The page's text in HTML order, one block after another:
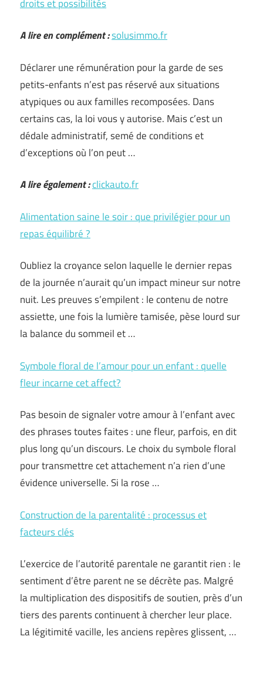
droits et possibilités
A lire en complément :solusimmo.fr
Déclarer une rémunération pour la garde de ses
petits-enfants n’est pas réservé aux situations
atypiques ou aux familles recomposées. Dans
certains cas, la loi vous y autorise. Mais c’est un
dédale administratif, semé de conditions et
d’exceptions où l’on peut …
A lire également :clickauto.fr
Alimentation saine le soir : que privilégier pour un
repas équilibré ?
Oubliez la croyance selon laquelle le dernier repas
de la journée n’aurait qu’un impact mineur sur notre
nuit. Les preuves s’empilent : le contenu de notre
assiette, une fois la lumière tamisée, pèse lourd sur
la balance du sommeil et …
Symbole floral de l’amour pour un enfant : quelle
fleur incarne cet affect?
Pas besoin de signaler votre amour à l’enfant avec
des phrases toutes faites : une fleur, parfois, en dit
plus long qu’un discours. Le choix du symbole floral
pour transmettre cet attachement n’a rien d’une
évidence universelle. Si la rose …
Construction de la parentalité : processus et
facteurs clés
L’exercice de l’autorité parentale ne garantit rien : le
sentiment d’être parent ne se décrète pas. Malgré
la multiplication des dispositifs de soutien, près d’un
tiers des parents continuent à chercher leur place.
La légitimité vacille, les anciens repères glissent, …